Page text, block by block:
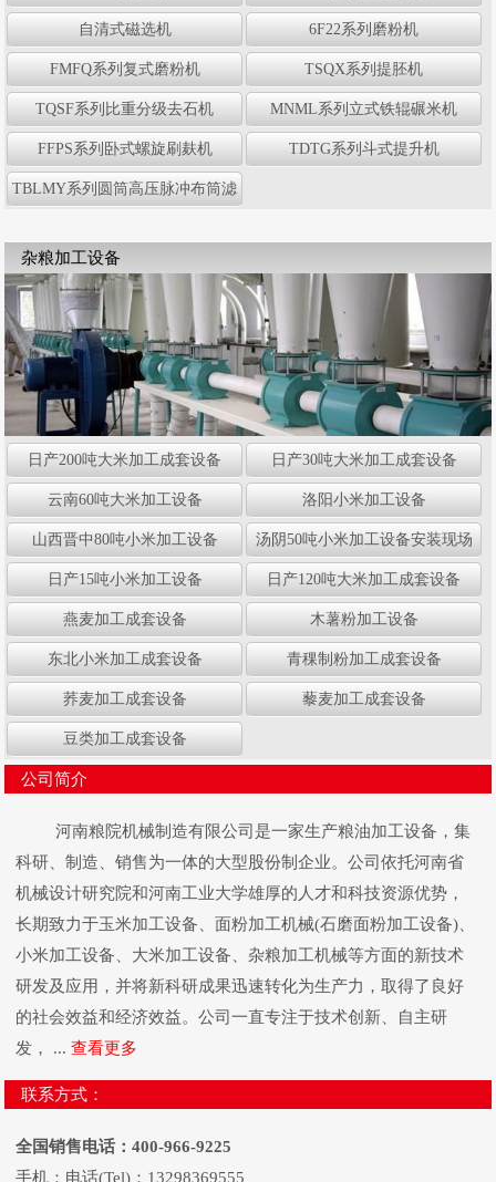
自清式磁选机 6F22系列磨粉机
FMFQ系列复式磨粉机 TSQX系列提胚机
TQSF系列比重分级去石机 MNML系列立式铁辊碾米机
FFPS系列卧式螺旋刷麸机 TDTG系列斗式提升机
TBLMY系列圆筒高压脉冲布筒滤
杂粮加工设备
日产200吨大米加工成套设备 日产30吨大米加工成套设备
云南60吨大米加工设备 洛阳小米加工设备
山西晋中80吨小米加工设备 汤阴50吨小米加工设备安装现场
日产15吨小米加工设备 日产120吨大米加工成套设备
燕麦加工成套设备 木薯粉加工设备
东北小米加工成套设备 青稞制粉加工成套设备
荞麦加工成套设备 藜麦加工成套设备
豆类加工成套设备
公司简介
河南粮院机械制造有限公司是一家生产粮油加工设备，集
科研、制造、销售为一体的大型股份制企业。公司依托河南省
机械设计研究院和河南工业大学雄厚的人才和科技资源优势，
长期致力于玉米加工设备、面粉加工机械(石磨面粉加工设备)、
小米加工设备、大米加工设备、杂粮加工机械等方面的新技术
研发及应用，并将新科研成果迅速转化为生产力，取得了良好
的社会效益和经济效益。公司一直专注于技术创新、自主研
发， ...查看更多
联系方式：
全国销售电话：400-966-9225
手机：电话(Tel)：13298369555